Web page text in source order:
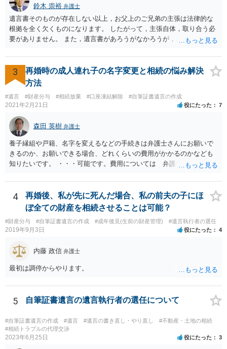
鈴木 崇裕 弁護士
遺言書そのものが存在しない以上，お父上のご兄弟の主張は法律的な
根拠を全く欠くものになります。 したがって，主張自体，取り合う必
要がありません。 また，遺言書があろうがなかろうが，お父上のご兄
ご回答にもありますが， 代理人弁護士をたてて，その弁護士から相手
方に対して， ・相続に関する主張は法的根拠がなく，一切応じないこ
と ・今後一切の連絡をしてこないでほしいこと ・連絡を継続してくる
書面を発送してもらうことがよろしいように思います。
3
再婚時の成人連れ子の名字変更と相続の悩み解決
方法
#遺言 #財産分与 #相続放棄 #口座凍結解除 #自筆証書遺言の作成
2021年2月21日 役にたった 7
森田 英樹 弁護士
養子縁組や戸籍、名字を変えるなどの手続きは弁護士さんにお願いで
きるのか、お願いできる場合、どれくらいの費用がかかるのかなども
知りたいです。 ・・・可能です。費用については 弁護士と直接面談
ています。 やはり、成人した子のことまでごちゃごちゃ考えず、自分
の事だけ考えるべきなのでしょうか ・・・お子さんの事をまで含め良
い解決案があればお悩みになるのは当然と言えば当然のことです。 彼
と親子関係を結びたいと思っているが、名字は変えたくない・・・養
子縁組の必要があり 氏も変更することになります。 しかし 彼は成人
しているとは言え、自分の子と私の連れ子、全て平等にしたいと希
望。もちろん私もそうできればと思います。 ・・・婚姻前の契約 あ
るいは 遺言書などで その意思を実現する方法はあります。 弁護
士に相談してみてください。
4
再婚後、私が先に死んだ場合、私の前夫の子にほ
ぼ全ての財産を相続させることは可能？
#財産分与 #自筆証書遺言の作成 #成年後見(生前の財産管理) #遺言執行者の選任
2019年9月3日 役にたった 4
内藤 政信 弁護士
最初は調停からやります。
5 自筆証書遺言の遺言執行者の選任について
#自筆証書遺言の作成 #遺言 #遺言の書き直し・やり直し
#不動産・土地の相続
#相続トラブルの代理交渉
2023年6月25日 役にたった 3